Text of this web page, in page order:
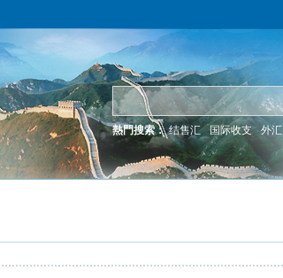
熱門搜索： 结售汇 国际收支 外汇